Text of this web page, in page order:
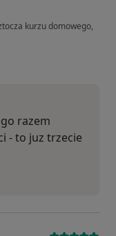
kurzu domowego,
razem
- to juz trzecie